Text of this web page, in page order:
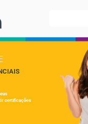
certificações